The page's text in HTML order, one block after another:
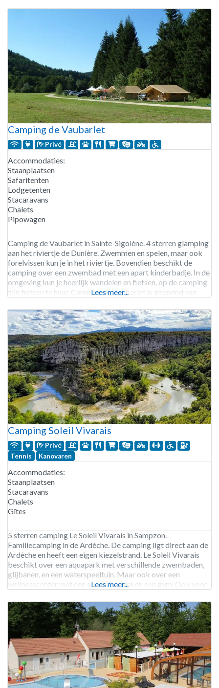
kilometer
Camping de Vaubarlet
Privé
Accommodaties:
Staanplaatsen
Safaritenten
Lodgetenten
Stacaravans
Chalets
Pipowagen
Camping de Vaubarlet in Sainte-Sigolène. 4 sterren glamping
aan het riviertje de Dunière. Zwemmen en spelen, maar ook
forelvissen kun je in het riviertje. Bovendien beschikt de
camping over een zwembad met een apart kinderbadje. In de
omgeving kun je heerlijk wandelen en fietsen, op de camping
zijn fietsen te huur. Camping de Vaubarlet is geopend van
Lees meer...
Camping Soleil Vivarais
Privé
Tennis
Kanovaren
Accommodaties:
Staanplaatsen
Stacaravans
Chalets
Gîtes
5 sterren camping Le Soleil Vivarais in Sampzon.
Familiecamping in de Ardèche. De camping ligt direct aan de
Ardèche en heeft een eigen kiezelstrand. Le Soleil Vivarais
beschikt over een aquapark met verschillende zwembaden,
glijbanen, en een waterspeeltuin. Maar ook over een
wellnesscenter met een sauna, hamam en een gym. Ook voor
Lees meer...